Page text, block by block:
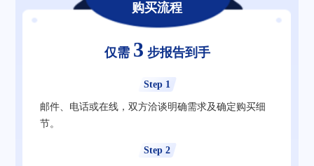
购买流程
仅需 3 步报告到手
Step 1
邮件、电话或在线，双方洽谈明确需求及确定购买细
节。
Step 2